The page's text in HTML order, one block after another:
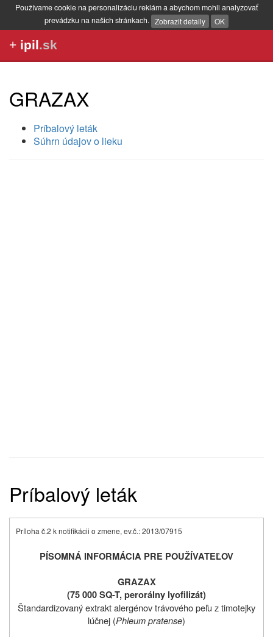
Používame cookie na personalizáciu reklám a abychom mohli analyzovať
prevádzku na našich stránkach. Zobrazit detaily OK
+ ipil.sk
GRAZAX
Príbalový leták
Súhrn údajov o lieku
Príbalový leták
Príloha č.2 k notifikácii o zmene, ev.č.: 2013/07915
PÍSOMNÁ INFORMÁCIA PRE POUŽÍVATEĽOV
GRAZAX
(75 000 SQ-T, perorálny lyofilizát)
Štandardizovaný extrakt alergénov trávového peľu z timotejky
lúčnej (Phleum pratense)